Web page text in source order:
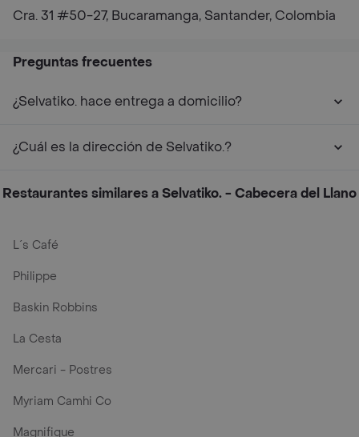
Cra. 31 #50-27, Bucaramanga, Santander, Colombia
Preguntas frecuentes
¿Selvatiko. hace entrega a domicilio?
¿Cuál es la dirección de Selvatiko.?
Restaurantes similares a Selvatiko. - Cabecera del Llano
L´s Café
Philippe
Baskin Robbins
La Cesta
Mercari - Postres
Myriam Camhi Co
Magnifique